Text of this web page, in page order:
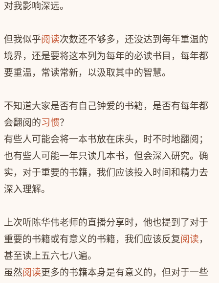
对我影响深远。
但我似乎阅读次数还不够多，还没达到每年重温的
境界，还是要将这本列为每年的必读书目，每年都
要重温，常读常新，以汲取其中的智慧。
不知道大家是否有自己钟爱的书籍，是否有每年都
会翻阅的习惯？
有些人可能会将一本书放在床头，时不时地翻阅；
也有些人可能一年只读几本书，但会深入研究。确
实，对于重要的书籍，我们应该投入时间和精力去
深入理解。
上次听陈华伟老师的直播分享时，他也提到了对于
重要的书籍或有意义的书籍，我们应该反复阅读，
甚至读上五六七八遍。
虽然阅读更多的书籍本身是有意义的，但对于一些